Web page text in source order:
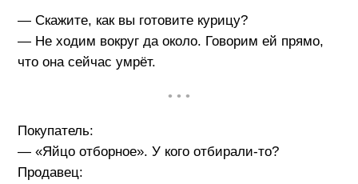
— Скажите, как вы готовите курицу?
— Не ходим вокруг да около. Говорим ей прямо,
что она сейчас умрёт.
• • •
Покупатель:
— «Яйцо отборное». У кого отбирали-то?
Продавец: